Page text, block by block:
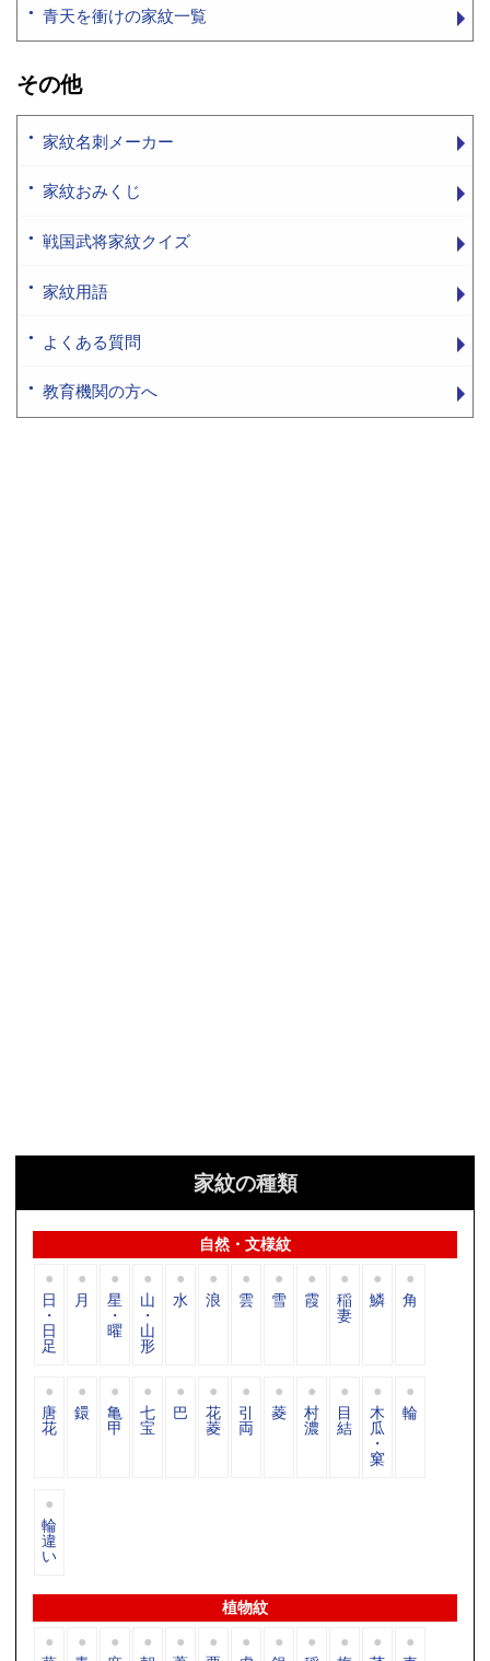
青天を衝けの家紋一覧
その他
家紋名刺メーカー
家紋おみくじ
戦国武将家紋クイズ
家紋用語
よくある質問
教育機関の方へ
家紋の種類
自然・文様紋
日
・
日
足
月 星
・
曜
山
・
山
形
水 浪 雲 雪 霞 稲
妻
鱗 角
唐
花
鐶 亀
甲
七
宝
巴 花
菱
引
両
菱 村
濃
目
結
木
瓜
・
窠
輪
輪
違
い
植物紋